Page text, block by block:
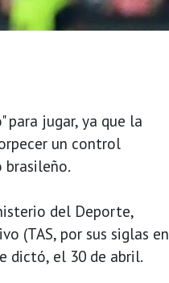
para jugar, ya que la
un control
brasileño.
del Deporte,
(TAS, por sus siglas en
dictó, el 30 de abril.